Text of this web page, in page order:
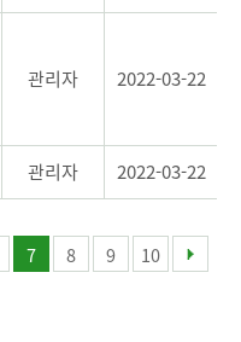
관리자 2022-03-22
관리자 2022-03-22
7 8 9 10